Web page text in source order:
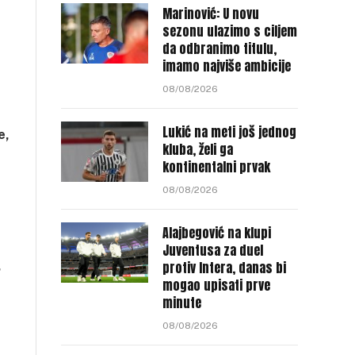
Marinović: U novu
sezonu ulazimo s ciljem
da odbranimo titulu,
imamo najviše ambicije
08/08/2026
Lukić na meti još jednog
kluba, želi ga
kontinentalni prvak
08/08/2026
Alajbegović na klupi
Juventusa za duel
protiv Intera, danas bi
mogao upisati prve
minute
08/08/2026